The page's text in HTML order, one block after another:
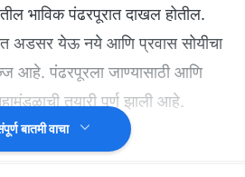
भाविक पंढरपूरात दाखल होतील.
अडसर येऊ नये आणि प्रवास सोयीचा
आहे. पंढरपूरला जाण्यासाठी आणि
तयारी पूर्ण झाली आहे.
बातमी वाचा